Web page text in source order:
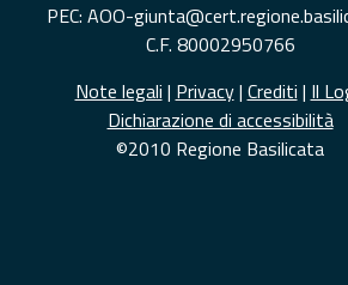
PEC: AOO-
C.F. 80002950766
Note legali | Privacy| Crediti | Il
Dichiarazione di accessibilità
©2010 Regione Basilicata